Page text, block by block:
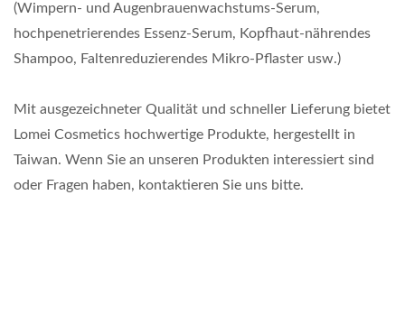
(Wimpern- und Augenbrauenwachstums-Serum,
hochpenetrierendes Essenz-Serum, Kopfhaut-nährendes
Shampoo, Faltenreduzierendes Mikro-Pflaster usw.)
Mit ausgezeichneter Qualität und schneller Lieferung bietet
Lomei Cosmetics hochwertige Produkte, hergestellt in
Taiwan. Wenn Sie an unseren Produkten interessiert sind
oder Fragen haben, kontaktieren Sie uns bitte.